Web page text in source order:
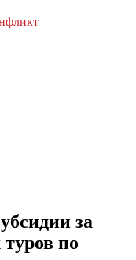
за
по